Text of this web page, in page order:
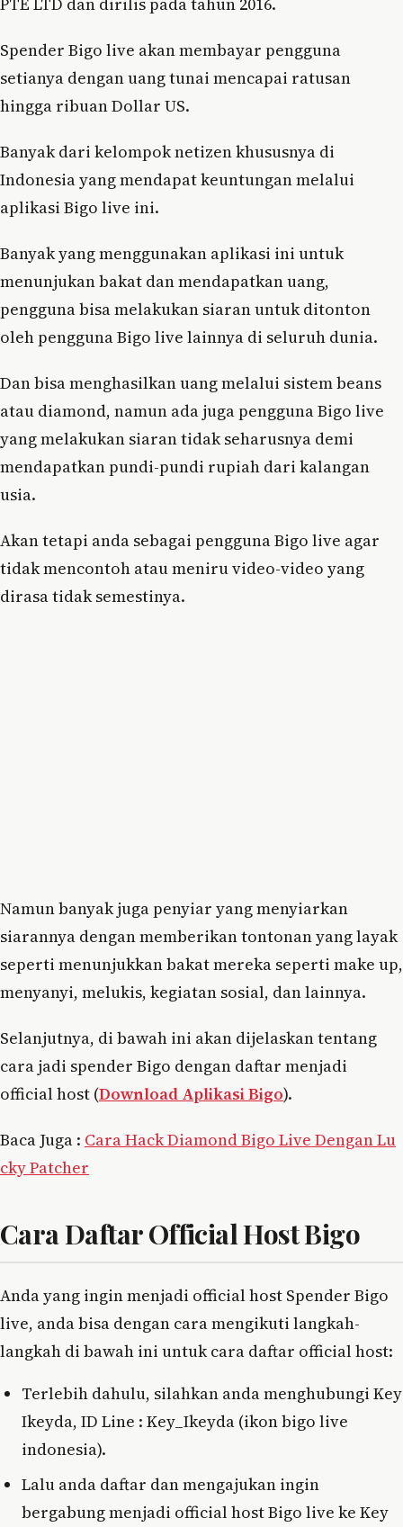
Spender Bigo live akan membayar pengguna
setianya dengan uang tunai mencapai ratusan
hingga ribuan Dollar US.
Banyak dari kelompok netizen khususnya di
Indonesia yang mendapat keuntungan melalui
aplikasi Bigo live ini.
Banyak yang menggunakan aplikasi ini untuk
menunjukan bakat dan mendapatkan uang,
pengguna bisa melakukan siaran untuk ditonton
oleh pengguna Bigo live lainnya di seluruh dunia.
Dan bisa menghasilkan uang melalui sistem beans
atau diamond, namun ada juga pengguna Bigo live
yang melakukan siaran tidak seharusnya demi
mendapatkan pundi-pundi rupiah dari kalangan
usia.
Akan tetapi anda sebagai pengguna Bigo live agar
tidak mencontoh atau meniru video-video yang
dirasa tidak semestinya.
Namun banyak juga penyiar yang menyiarkan
siarannya dengan memberikan tontonan yang layak
seperti menunjukkan bakat mereka seperti make up,
menyanyi, melukis, kegiatan sosial, dan lainnya.
Selanjutnya, di bawah ini akan dijelaskan tentang
cara jadi spender Bigo dengan daftar menjadi
official host (Download Aplikasi Bigo).
Baca Juga : Cara Hack Diamond Bigo Live Dengan Lu
cky Patcher
Cara Daftar Official Host Bigo
Anda yang ingin menjadi official host Spender Bigo
live, anda bisa dengan cara mengikuti langkah-
langkah di bawah ini untuk cara daftar official host:
Terlebih dahulu, silahkan anda menghubungi Key
Ikeyda, ID Line : Key_Ikeyda (ikon bigo live
indonesia).
Lalu anda daftar dan mengajukan ingin
bergabung menjadi official host Bigo live ke Key